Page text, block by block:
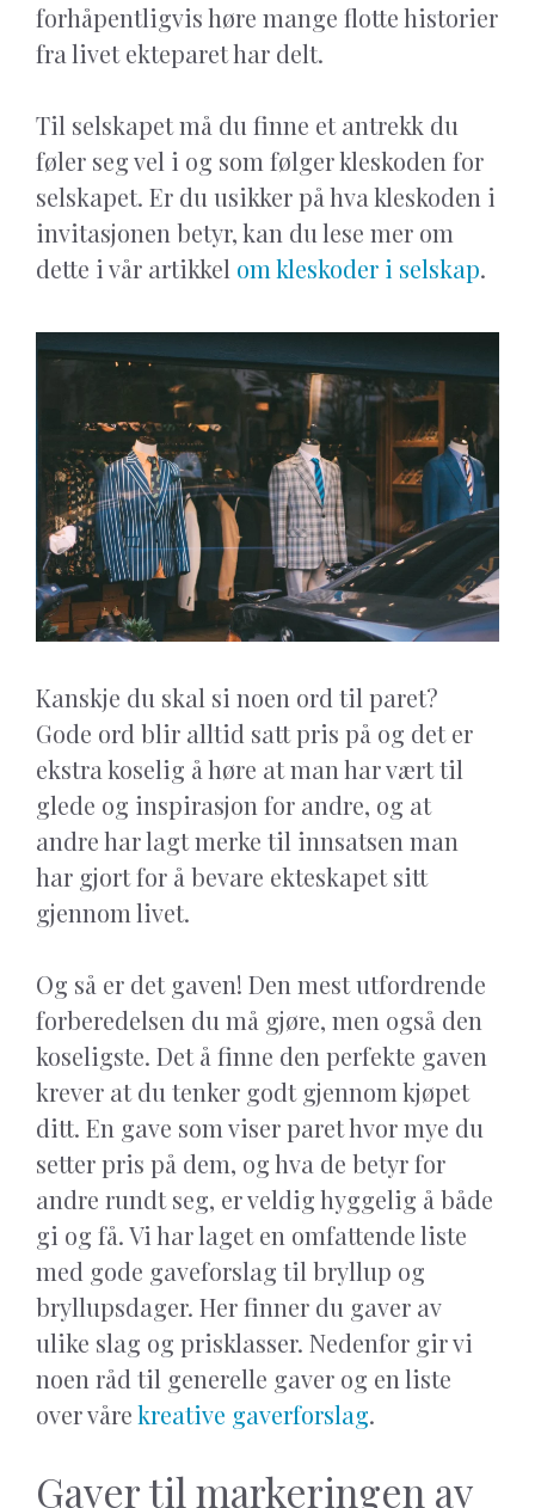
forhåpentligvis høre mange flotte historier
fra livet ekteparet har delt.
Til selskapet må du finne et antrekk du
føler seg vel i og som følger kleskoden for
selskapet. Er du usikker på hva kleskoden i
invitasjonen betyr, kan du lese mer om
dette i vår artikkel om kleskoder i selskap.
Kanskje du skal si noen ord til paret?
Gode ord blir alltid satt pris på og det er
ekstra koselig å høre at man har vært til
glede og inspirasjon for andre, og at
andre har lagt merke til innsatsen man
har gjort for å bevare ekteskapet sitt
gjennom livet.
Og så er det gaven! Den mest utfordrende
forberedelsen du må gjøre, men også den
koseligste. Det å finne den perfekte gaven
krever at du tenker godt gjennom kjøpet
ditt. En gave som viser paret hvor mye du
setter pris på dem, og hva de betyr for
andre rundt seg, er veldig hyggelig å både
gi og få. Vi har laget en omfattende liste
med gode gaveforslag til bryllup og
bryllupsdager. Her finner du gaver av
ulike slag og prisklasser. Nedenfor gir vi
noen råd til generelle gaver og en liste
over vårekreative gaverforslag.
Gaver til markeringen av